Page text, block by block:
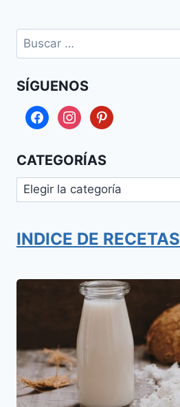
Buscar:
SÍGUENOS
facebookinstagrampinterest
CATEGORÍAS
Categorías
INDICE DE RECETAS
Leche